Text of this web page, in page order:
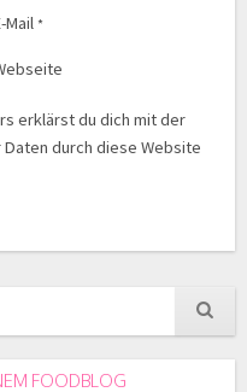
Mail *
erklärst du dich mit der
durch diese Website
FOODBLOG